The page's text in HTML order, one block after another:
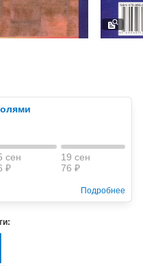
атаки
и НЛП
психология
сен
₽
19 сен
76 ₽
Подробнее